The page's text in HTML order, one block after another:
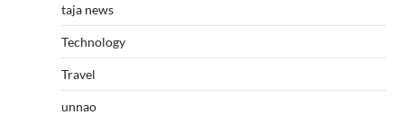
taja news
Technology
Travel
unnao